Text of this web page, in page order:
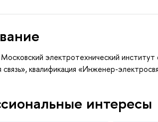
электротехнический институт
связь», квалификация «Инженер-
интересы